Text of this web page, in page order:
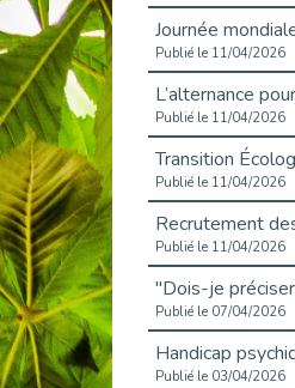
Publié le 11/04/2026
Publié le 11/04/2026
Publié le 11/04/2026
Publié le 11/04/2026
Publié le 07/04/2026
Publié le 03/04/2026